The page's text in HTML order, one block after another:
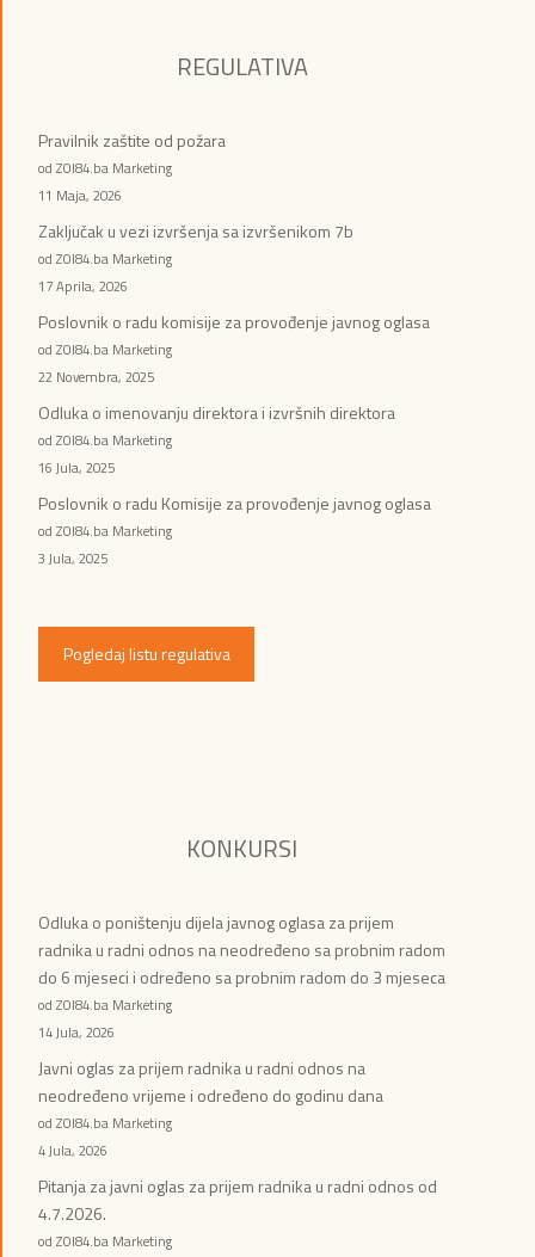
REGULATIVA
Pravilnik zaštite od požara
od ZOI84.ba Marketing
11 Maja, 2026
Zaključak u vezi izvršenja sa izvršenikom 7b
od ZOI84.ba Marketing
17 Aprila, 2026
Poslovnik o radu komisije za provođenje javnog oglasa
od ZOI84.ba Marketing
22 Novembra, 2025
Odluka o imenovanju direktora i izvršnih direktora
od ZOI84.ba Marketing
16 Jula, 2025
Poslovnik o radu Komisije za provođenje javnog oglasa
od ZOI84.ba Marketing
3 Jula, 2025
Pogledaj listu regulativa
KONKURSI
Odluka o poništenju dijela javnog oglasa za prijem
radnika u radni odnos na neodređeno sa probnim radom
do 6 mjeseci i određeno sa probnim radom do 3 mjeseca
od ZOI84.ba Marketing
14 Jula, 2026
Javni oglas za prijem radnika u radni odnos na
neodređeno vrijeme i određeno do godinu dana
od ZOI84.ba Marketing
4 Jula, 2026
Pitanja za javni oglas za prijem radnika u radni odnos od
4.7.2026.
od ZOI84.ba Marketing